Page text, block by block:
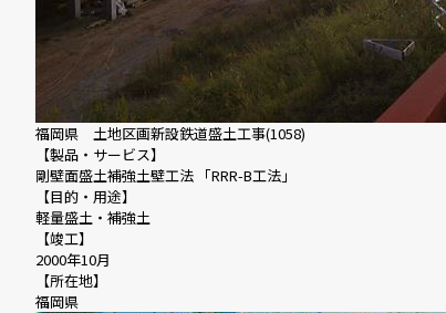
福岡県 土地区画新設鉄道盛土工事(1058)
【製品・サービス】
剛壁面盛土補強土壁工法 「RRR-B工法」
【目的・用途】
軽量盛土・補強土
【竣工】
2000年10月
【所在地】
福岡県